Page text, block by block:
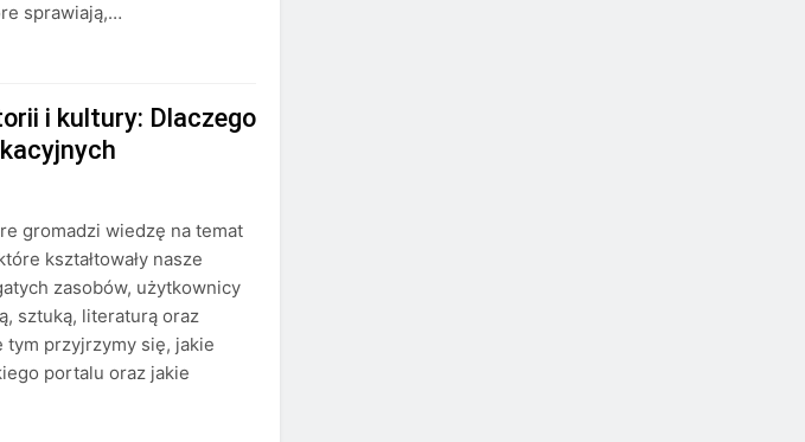
sprawiają,…
i kultury: Dlaczego
gromadzi wiedzę na temat
kształtowały nasze
zasobów, użytkownicy
sztuką, literaturą oraz
tym przyjrzymy się, jakie
portalu oraz jakie